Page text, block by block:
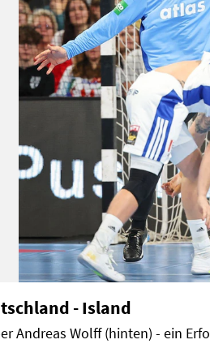
- Island
Andreas Wolff (hinten) - ein